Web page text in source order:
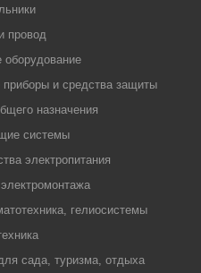
провод
оборудование
и средства защиты
назначения
системы
электропитания
гелиосистемы
сада, туризма, отдыха